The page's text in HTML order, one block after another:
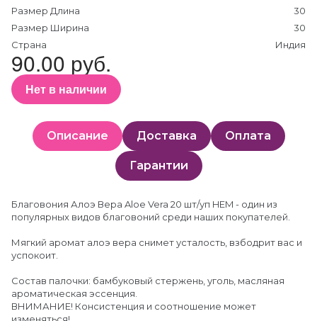
Размер Длина
30
Размер Ширина
30
Страна
Индия
90.00 руб.
Нет в наличии
Описание Доставка Оплата
Гарантии
Благовония Алоэ Вера Aloe Vera 20 шт/уп HEM - один из
популярных видов благовоний среди наших покупателей.
Мягкий аромат алоэ вера снимет усталость, взбодрит вас и
успокоит.
Состав палочки: бамбуковый стержень, уголь, масляная
ароматическая эссенция.
ВНИМАНИЕ! Консистенция и соотношение может